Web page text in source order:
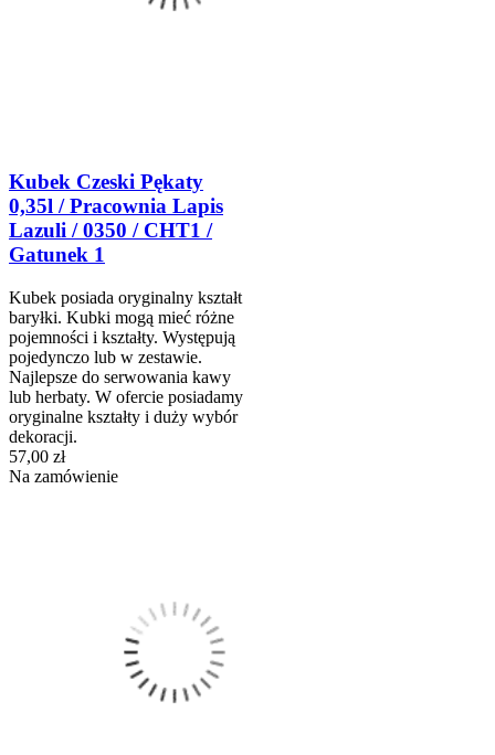
Kubek Czeski Pękaty
0,35l / Pracownia Lapis
Lazuli / 0350 / CHT1 /
Gatunek 1
Kubek posiada oryginalny kształt
baryłki. Kubki mogą mieć różne
pojemności i kształty. Występują
pojedynczo lub w zestawie.
Najlepsze do serwowania kawy
lub herbaty. W ofercie posiadamy
oryginalne kształty i duży wybór
dekoracji.
57,00 zł
Na zamówienie